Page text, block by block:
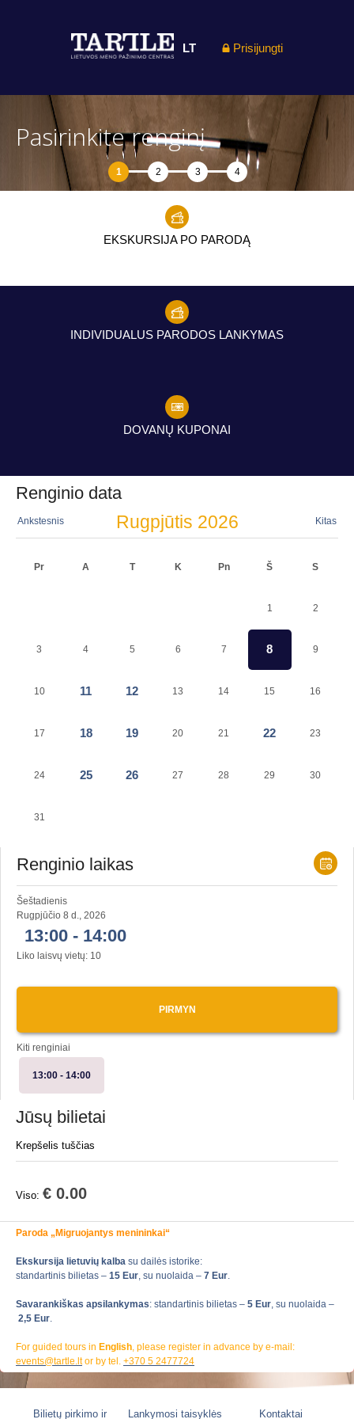
LT Prisijungti
Pasirinkite renginį
1 2 3 4
EKSKURSIJA PO PARODĄ
INDIVIDUALUS PARODOS LANKYMAS
DOVANŲ KUPONAI
Renginio data
Ankstesnis Kitas
Rugpjūtis 2026
Pr A T K Pn Š S
1 2
3 4 5 6 7 8 9
10 11 12 13 14 15 16
17 18 19 20 21 22 23
24 25 26 27 28 29 30
31
Renginio laikas
Šeštadienis
Rugpjūčio 8 d., 2026
13:00 - 14:00
Liko laisvų vietų: 10
PIRMYN
Kiti renginiai
13:00 - 14:00
Jūsų bilietai
Krepšelis tuščias
Viso: € 0.00
Paroda „Migruojantys menininkai“
Ekskursija lietuvių kalba su dailės istorike:
standartinis bilietas – 15 Eur, su nuolaida – 7 Eur.
Savarankiškas apsilankymas: standartinis bilietas – 5 Eur, su nuolaida –
2,5 Eur.
For guided tours in English, please register in advance by e-mail:
events@tartle.ltor by tel. +370 5 2477724
Bilietų pirkimo ir Lankymosi taisyklės Kontaktai